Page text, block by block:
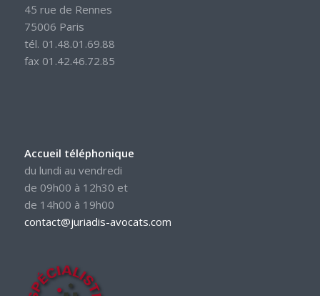
45 rue de Rennes
75006 Paris
tél. 01.48.01.69.88
fax 01.42.46.72.85
Accueil téléphonique
du lundi au vendredi
de 09h00 à 12h30 et
de 14h00 à 19h00
contact@juriadis-avocats.com